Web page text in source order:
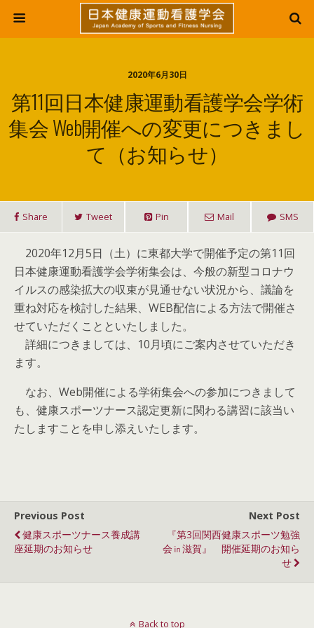
2020年6月30日
第11回日本健康運動看護学会学術
集会 Web開催への変更につきまし
て（お知らせ）
Share Tweet Pin Mail SMS
2020年12月5日（土）に東都大学で開催予定の第11回
日本健康運動看護学会学術集会は、今般の新型コロナウ
イルスの感染拡大の収束が見通せない状況から、議論を
重ね対応を検討した結果、WEB配信による方法で開催さ
せていただくことといたしました。
詳細につきましては、10月頃にご案内させていただき
ます。
なお、Web開催による学術集会への参加につきまして
も、健康スポーツナース認定更新に関わる講習に該当い
たしますことを申し添えいたします。
Previous Post
健康スポーツナース養成講
座延期のお知らせ
Next Post
『第3回関西健康スポーツ勉強
会㏌滋賀』 開催延期のお知ら
せ
Back to top